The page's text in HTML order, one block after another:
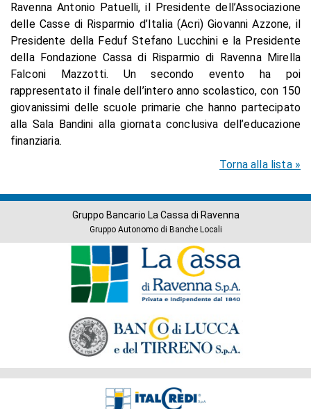
Ravenna Antonio Patuelli, il Presidente dell’Associazione
delle Casse di Risparmio d’Italia (Acri) Giovanni Azzone, il
Presidente della Feduf Stefano Lucchini e la Presidente
della Fondazione Cassa di Risparmio di Ravenna Mirella
Falconi Mazzotti. Un secondo evento ha poi
rappresentato il finale dell’intero anno scolastico, con 150
giovanissimi delle scuole primarie che hanno partecipato
alla Sala Bandini alla giornata conclusiva dell’educazione
finanziaria.
Torna alla lista »
Gruppo Bancario La Cassa di Ravenna
Gruppo Autonomo di Banche Locali